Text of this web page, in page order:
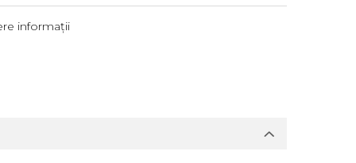
informații